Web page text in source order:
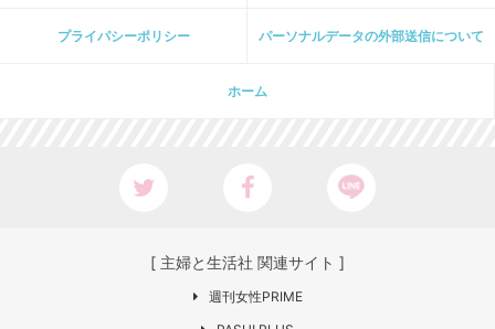
プライパシーポリシー パーソナルデータの外部送信について
ホーム
[ 主婦と生活社 関連サイト ]
週刊女性PRIME